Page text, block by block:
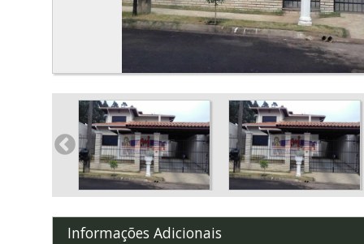
Informações Adicionais